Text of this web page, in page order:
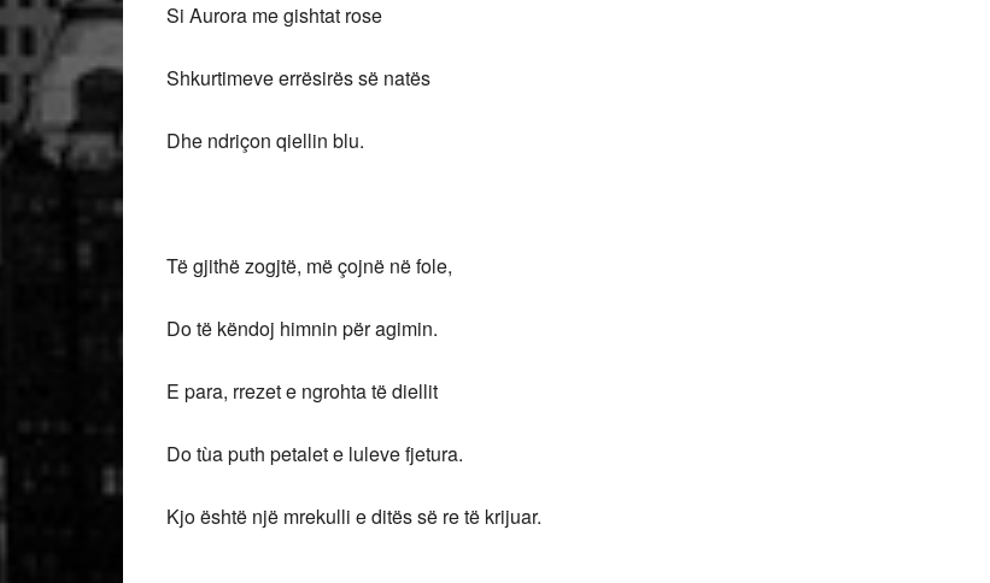
Si Aurora me gishtat rose
Shkurtimeve errësirës së natës
Dhe ndriçon qiellin blu.
Të gjithë zogjtë, më çojnë në fole,
Do të këndoj himnin për agimin.
E para, rrezet e ngrohta të diellit
Do tùa puth petalet e luleve fjetura.
Kjo është një mrekulli e ditës së re të krijuar.